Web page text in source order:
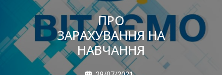
ПРО
ЗАРАХУВАННЯ НА
НАВЧАННЯ